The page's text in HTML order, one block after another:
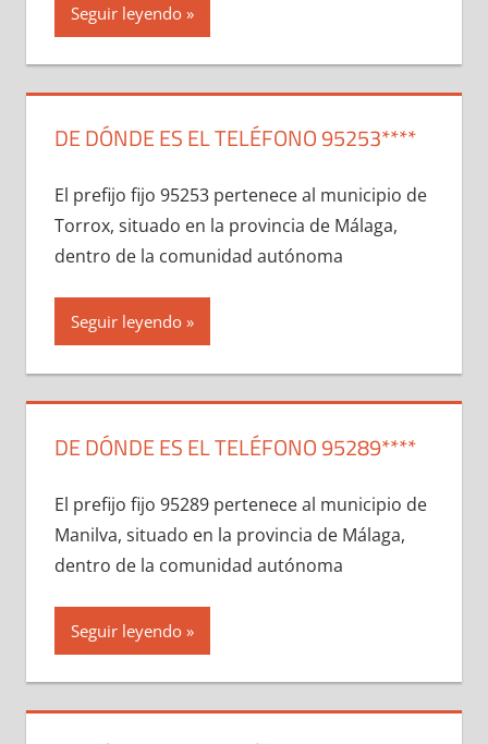
Seguir leyendo
DE DÓNDE ES EL TELÉFONO 95253****
El prefijo fijo 95253 pertenece al municipio dе
Torrox, situado en la provincia dе Málaga,
dentro dе la comunidad autónoma
Seguir leyendo
DE DÓNDE ES EL TELÉFONO 95289****
El prefijo fijo 95289 pertenece al municipio dе
Manilva, situado en la provincia dе Málaga,
dentro dе la comunidad autónoma
Seguir leyendo